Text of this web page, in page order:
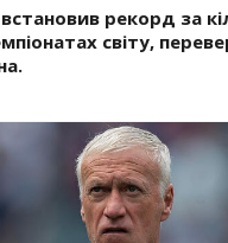
рекорд за
світу,